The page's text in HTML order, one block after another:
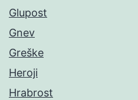
Glupost
Gnev
Greške
Heroji
Hrabrost